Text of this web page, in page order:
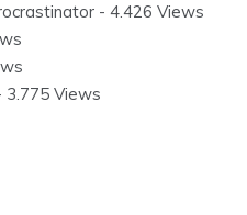
- 4.426 Views
3.775 Views